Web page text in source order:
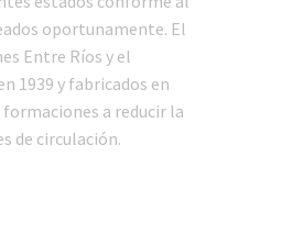
oportunamente. El
Entre Ríos y el
1939 y fabricados en
a reducir la
de circulación.